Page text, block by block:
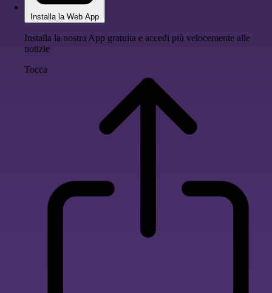
Installa la Web App
Installa la nostra App gratuita e accedi più velocemente alle
notizie
Tocca